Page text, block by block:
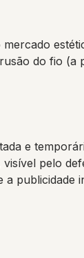
do fio (a
e
visível pelo
a publicidade